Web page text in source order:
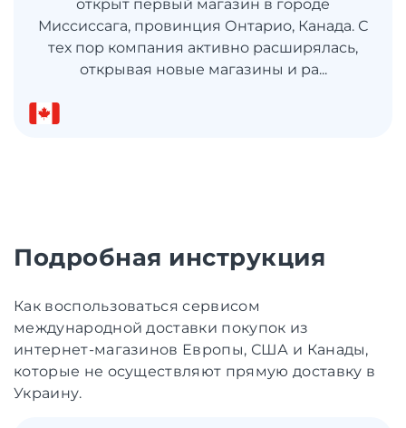
открыт первый магазин в городе
Миссиссага, провинция Онтарио, Канада. С
тех пор компания активно расширялась,
открывая новые магазины и ра...
Подробная инструкция
Как воспользоваться сервисом
международной доставки покупок из
интернет-магазинов Европы, США и Канады,
которые не осуществляют прямую доставку в
Украину.